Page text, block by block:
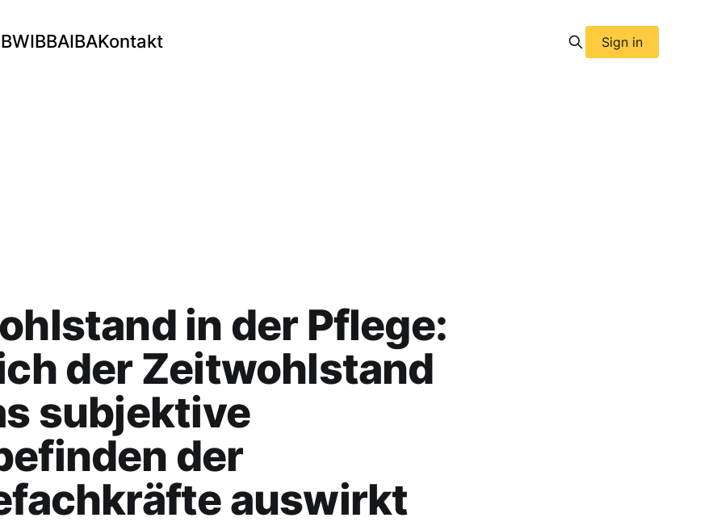
BWIBBAIBAKontakt Sign in
in der Pflege:
der Zeitwohlstand
subjektive
der
auswirkt